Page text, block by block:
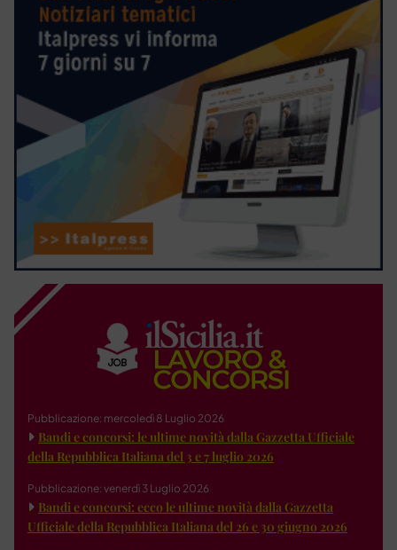
Pubblicazione: mercoledì 8 Luglio 2026
Bandi e concorsi: le ultime novità dalla Gazzetta Ufficiale
della Repubblica Italiana del 3 e 7 luglio 2026
Pubblicazione: venerdì 3 Luglio 2026
Bandi e concorsi: ecco le ultime novità dalla Gazzetta
Ufficiale della Repubblica Italiana del 26 e 30 giugno 2026